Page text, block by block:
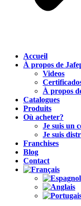
Accueil
À propos de
Videos
À propos
Catalogues
Produits
Où acheter?
Je suis un
Je suis
Franchises
Blog
Contact